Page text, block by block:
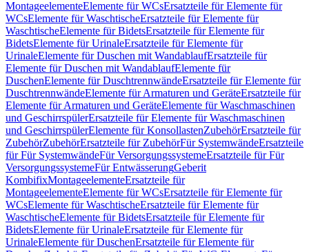
MontageelementeElemente für WCsErsatzteile für Elemente für
WCsElemente für WaschtischeErsatzteile für Elemente für
WaschtischeElemente für BidetsErsatzteile für Elemente für
BidetsElemente für UrinaleErsatzteile für Elemente für
UrinaleElemente für Duschen mit WandablaufErsatzteile für
Elemente für Duschen mit WandablaufElemente für
DuschenElemente für DuschtrennwändeErsatzteile für Elemente für
DuschtrennwändeElemente für Armaturen und GeräteErsatzteile für
Elemente für Armaturen und GeräteElemente für Waschmaschinen
und GeschirrspülerErsatzteile für Elemente für Waschmaschinen
und GeschirrspülerElemente für KonsollastenZubehörErsatzteile für
ZubehörZubehörErsatzteile für ZubehörFür SystemwändeErsatzteile
für Für SystemwändeFür VersorgungssystemeErsatzteile für Für
VersorgungssystemeFür EntwässerungGeberit
KombifixMontageelementeErsatzteile für
MontageelementeElemente für WCsErsatzteile für Elemente für
WCsElemente für WaschtischeErsatzteile für Elemente für
WaschtischeElemente für BidetsErsatzteile für Elemente für
BidetsElemente für UrinaleErsatzteile für Elemente für
UrinaleElemente für DuschenErsatzteile für Elemente für